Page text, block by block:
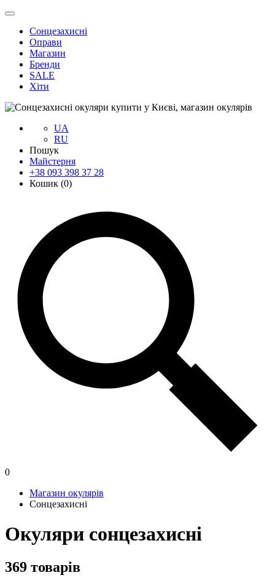
Сонцезахисні
Оправи
Магазин
Бренди
SALE
Хіти
UA
RU
Пошук
Майстерня
+38 093 398 37 28
Кошик (0)
0
Магазин окулярів
Сонцезахисні
Окуляри сонцезахисні
369 товарів